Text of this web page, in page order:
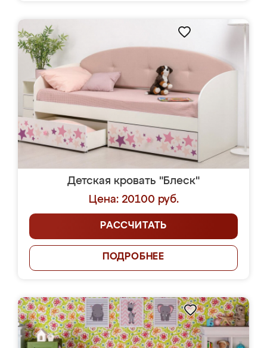
Детская кровать "Блеск"
Цена: 20100 руб.
РАССЧИТАТЬ
ПОДРОБНЕЕ